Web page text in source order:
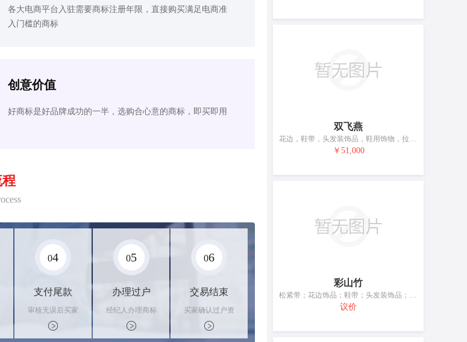
各大电商平台入驻需要商标注册年限，直接购买满足电商准
入门槛的商标
创意价值
好商标是好品牌成功的一半，选购合心意的商标，即买即用
04
支付尾款
审核无误后买家
支付尾款，卖家
办理相关手续
05
办理过户
经纪人办理商标
转让手续，交付
相关证书
06
交易结束
买家确认过户资
料后，平台解冻
资金支付卖家
双飞燕
花边，鞋带，头发装饰品，鞋用饰物，拉链，假发，除线以外的缝纫用品，人造盆景，纺织品装饰用热黏合补片（缝纫用品），亚麻织品标记用数字或字母
￥51,000
彩山竹
松紧带；花边饰品；鞋带；头发装饰品；绳绒线织物（花边）；非制首饰用珠子；拉链；服装扣；假发；编织针
议价